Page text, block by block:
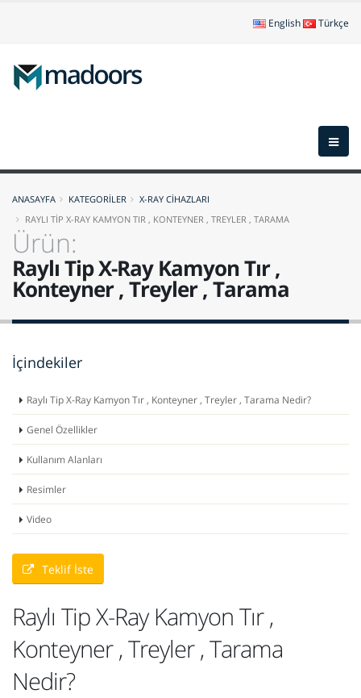
English Türkçe
ANASAYFA KATEGORİLER
X-RAY CİHAZLARI
RAYLI TİP X-RAY KAMYON TIR , KONTEYNER , TREYLER , TARAMA
Ürün:
Raylı Tip X-Ray Kamyon Tır ,
Konteyner , Treyler , Tarama
İçindekiler
Raylı Tip X-Ray Kamyon Tır , Konteyner , Treyler , Tarama Nedir?
Genel Özellikler
Kullanım Alanları
Resimler
Video
Teklif İste
Raylı Tip X-Ray Kamyon Tır ,
Konteyner , Treyler , Tarama
Nedir?